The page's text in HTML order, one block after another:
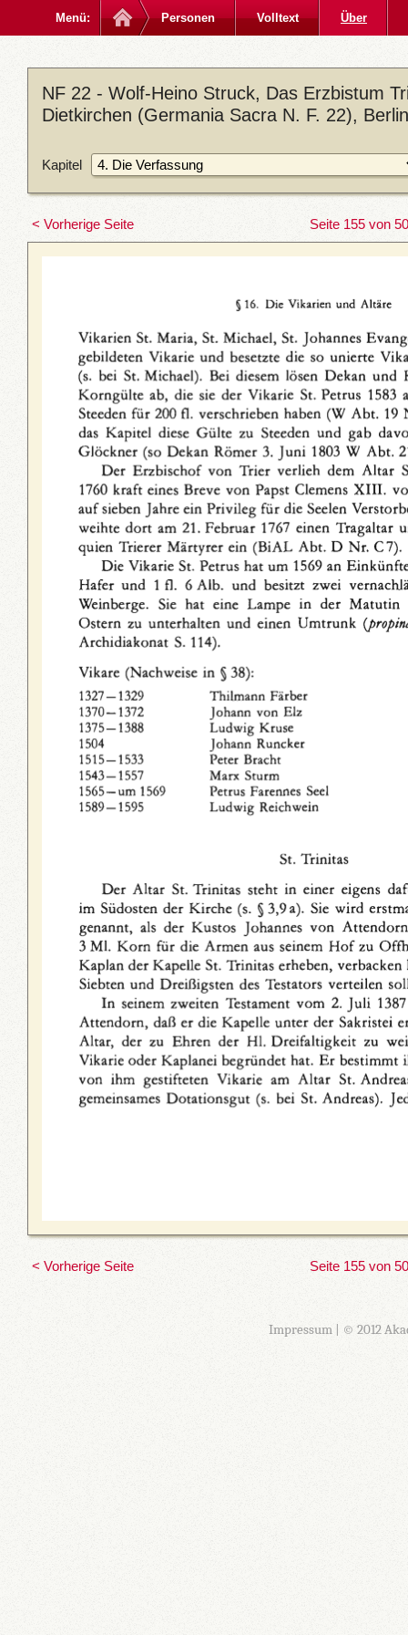
Menü: Personen Volltext Über
NF 22 - Wolf-Heino Struck, Das Erzbistum
Dietkirchen (Germania Sacra N. F. 22),
Kapitel
< Vorherige Seite Seite 155 von
< Vorherige Seite Seite 155 von
Impressum| © 2012